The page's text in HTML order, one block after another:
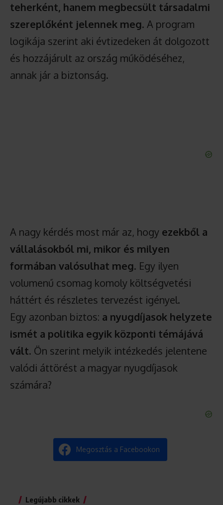
teherként, hanem megbecsült társadalmi
szereplőként jelennek meg. A program
logikája szerint aki évtizedeken át dolgozott
és hozzájárult az ország működéséhez,
annak jár a biztonság.
A nagy kérdés most már az, hogy ezekből a
vállalásokból mi, mikor és milyen
formában valósulhat meg. Egy ilyen
volumenű csomag komoly költségvetési
háttért és részletes tervezést igényel.
Egy azonban biztos: a nyugdíjasok helyzete
ismét a politika egyik központi témájává
vált. Ön szerint melyik intézkedés jelentene
valódi áttörést a magyar nyugdíjasok
számára?
Megosztás a Facebookon
Legújabb cikkek